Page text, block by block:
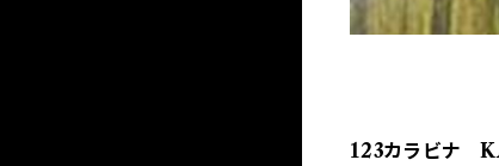
123カラビナ